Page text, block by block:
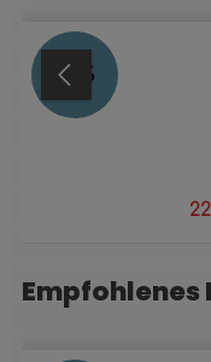
23 %
Produktgalerie